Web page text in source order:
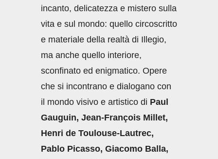
incanto, delicatezza e mistero sulla
vita e sul mondo: quello circoscritto
e materiale della realtà di Illegio,
ma anche quello interiore,
sconfinato ed enigmatico. Opere
che si incontrano e dialogano con
il mondo visivo e artistico di Paul
Gauguin, Jean-François Millet,
Henri de Toulouse-Lautrec,
Pablo Picasso, Giacomo Balla,